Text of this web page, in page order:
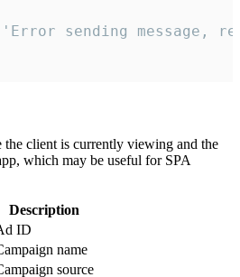
sending message,
the client is currently viewing and the
which may be useful for SPA
Description
ID
name
source